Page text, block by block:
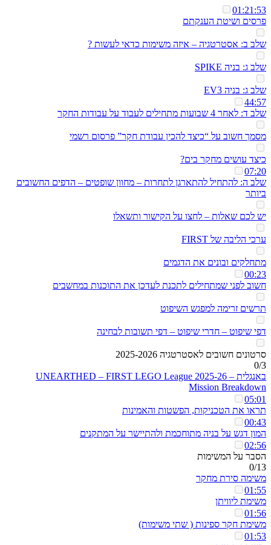
01:21:53
פרסים ושיטת הענקתם
שלב ב: אסטרטגיה – איזה משימות כדאי לעשות ?
שלב ג: בניה SPIKE
שלב ג: בניה EV3
44:57
שלב ד: לאחר 4 שבועות מתחילים לעבוד על עבודות החקר
מסמך חשוב על “כיצד להכין עבודת חקר” פרסום רשמי
כיצד עושים מחקר בים?
07:20
שלב ה: להתחיל להתארגן לתחרות – מחוון שופטים – הדפים החשובים
ביותר
יש לכם שאלות – לחצו על הקישור ותשאלו
ערכי הליבה של FIRST
מתחלקים ובונים את הדגמים
00:23
חשוב לפני שמתחילים לתכנת לעדכן את התוכנות במחשבים
תרשים זרימה למפגש השיפוט
דפי שיפוט – חדרי שיפוט – דפי תשובות לבחינה
סרטונים חשובים לאסטרטגיה 2025-2026
0/3
באנגלית – UNEARTHED – FIRST LEGO League 2025-26
Mission Breakdown
05:01
תראו את הטכניקות, הפשטות והאמינות
00:43
המון דגש על בניה מתוחכמת ולהתיישר על המתקנים
02:56
הסבר על המשימות
0/13
משימה סירת מחקר
01:55
משימת ליוויתן
01:56
משימת חקר ספינות ( שתי משימות)
01:53